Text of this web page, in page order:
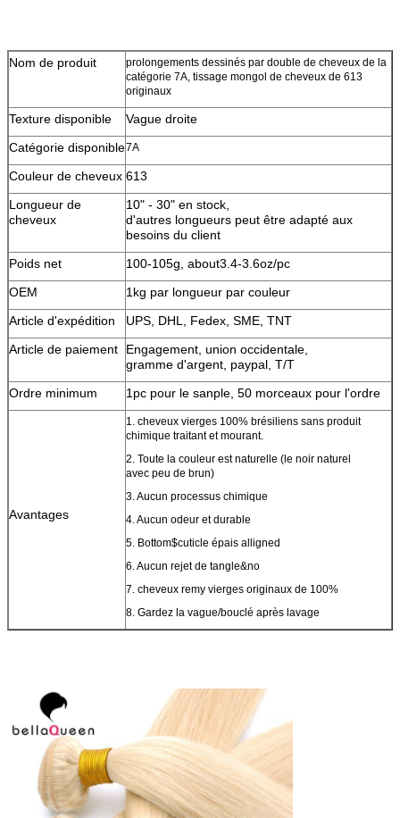
Nom de produit
prolongements dessinés par double de cheveux de la
catégorie 7A, tissage mongol de cheveux de 613
originaux
Texture disponible
Vague droite
Catégorie disponible7A
Couleur de cheveux 613
Longueur de
cheveux
10" - 30" en stock,
d'autres longueurs peut être adapté aux
besoins du client
Poids net
100-105g, about3.4-3.6oz/pc
OEM
1kg par longueur par couleur
Article d'expédition
UPS, DHL, Fedex, SME, TNT
Article de paiement
Engagement, union occidentale,
gramme d'argent, paypal, T/T
Ordre minimum
1pc pour le sanple, 50 morceaux pour l'ordre
Avantages
1. cheveux vierges 100% brésiliens sans produit
chimique traitant et mourant.
2. Toute la couleur est naturelle (le noir naturel
avec peu de brun)
3. Aucun processus chimique
4. Aucun odeur et durable
5. Bottom$cuticle épais alligned
6. Aucun rejet de tangle&no
7. cheveux remy vierges originaux de 100%
8. Gardez la vague/bouclé après lavage